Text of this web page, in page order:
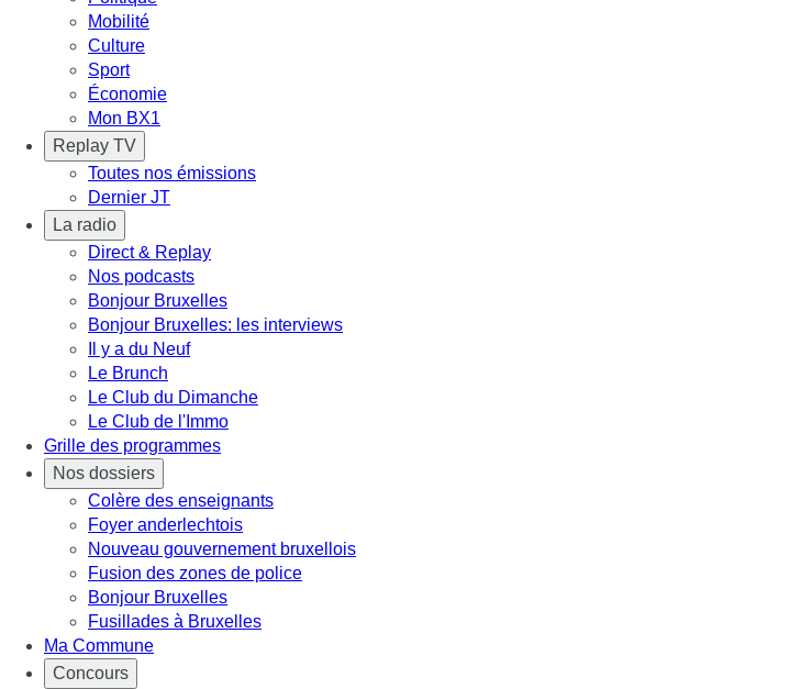
Mobilité
Culture
Sport
Économie
Mon BX1
Replay TV
Toutes nos émissions
Dernier JT
La radio
Direct & Replay
Nos podcasts
Bonjour Bruxelles
Bonjour Bruxelles: les interviews
Il y a du Neuf
Le Brunch
Le Club du Dimanche
Le Club de l'Immo
Grille des programmes
Nos dossiers
Colère des enseignants
Foyer anderlechtois
Nouveau gouvernement bruxellois
Fusion des zones de police
Bonjour Bruxelles
Fusillades à Bruxelles
Ma Commune
Concours